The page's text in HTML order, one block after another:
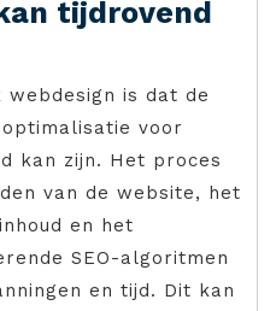
tijdrovend
is dat de
voor
kan zijn. Het proces
van de website, het
en het
SEO-algoritmen
en tijd. Dit kan